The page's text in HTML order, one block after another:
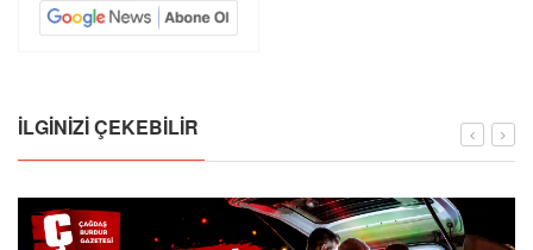
İLGINIZI ÇEKEBILIR